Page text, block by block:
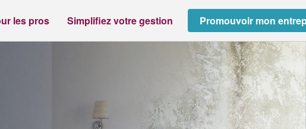
les pros Simplifiez votre gestion Promouvoir mon